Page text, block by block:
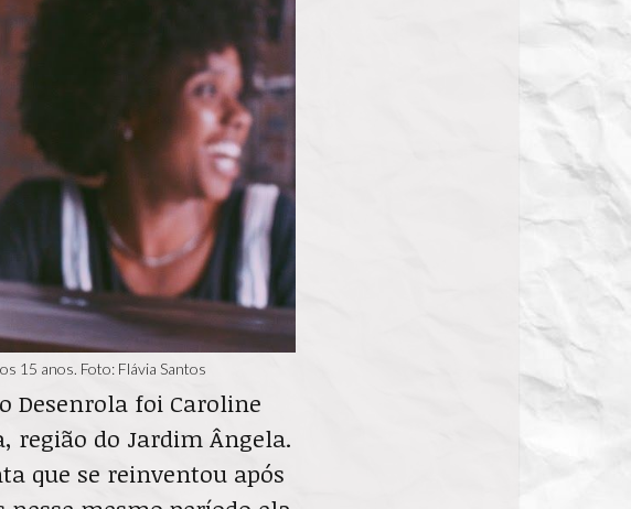
15 anos. Foto: Flávia Santos
Desenrola foi Caroline
região do Jardim Ângela.
que se reinventou após